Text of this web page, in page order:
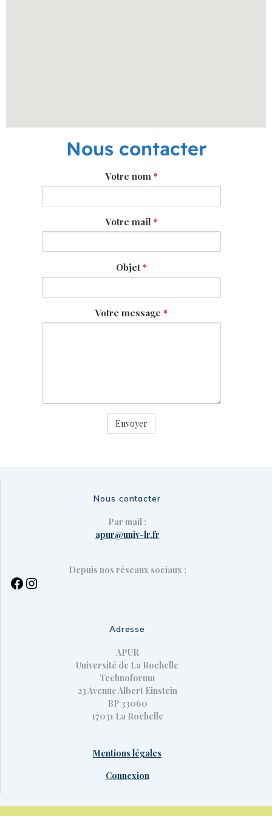
Nous contacter
Votre nom *
Votre mail *
Objet *
Votre message *
Nous contacter
Par mail :
apur@univ-lr.fr
Depuis nos réseaux sociaux :
Adresse
APUR
Université de La Rochelle
Technoforum
23 Avenue Albert Einstein
BP 33060
17031 La Rochelle
Mentions légales
Connexion